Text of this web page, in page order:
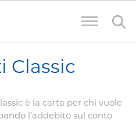
Classic
è la carta per chi vuole
l’addebito sul conto